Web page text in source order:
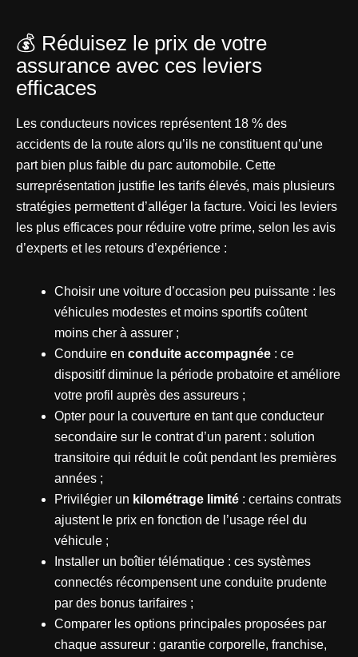
💰 Réduisez le prix de votre
assurance avec ces leviers
efficaces
Les conducteurs novices représentent 18 % des
accidents de la route alors qu’ils ne constituent qu’une
part bien plus faible du parc automobile. Cette
surreprésentation justifie les tarifs élevés, mais plusieurs
stratégies permettent d’alléger la facture. Voici les leviers
les plus efficaces pour réduire votre prime, selon les avis
d’experts et les retours d’expérience :
Choisir une voiture d’occasion peu puissante : les
véhicules modestes et moins sportifs coûtent
moins cher à assurer ;
Conduire en conduite accompagnée : ce
dispositif diminue la période probatoire et améliore
votre profil auprès des assureurs ;
Opter pour la couverture en tant que conducteur
secondaire sur le contrat d’un parent : solution
transitoire qui réduit le coût pendant les premières
années ;
Privilégier un kilométrage limité : certains contrats
ajustent le prix en fonction de l’usage réel du
véhicule ;
Installer un boîtier télématique : ces systèmes
connectés récompensent une conduite prudente
par des bonus tarifaires ;
Comparer les options principales proposées par
chaque assureur : garantie corporelle, franchise,